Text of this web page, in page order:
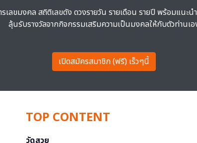
รเลขมงคล สถิติเลขดัง ดวงรายวัน รายเดือน รายปี พร้อมแนะน
ลุ้นรับรางวัลจากกิจกรรมเสริมความเป็นมงคลให้กับตัวท่านเอ
เปิดสมัครสมาชิก (ฟรี) เร็วๆนี้
TOP CONTENT
วัดสวย